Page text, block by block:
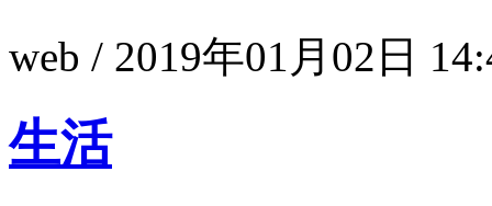
web / 2019年01月02日
生活